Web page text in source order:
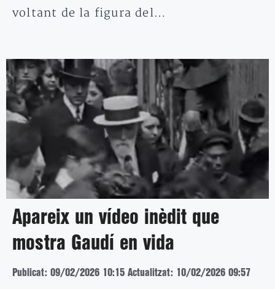
voltant de la figura del…
Apareix un vídeo inèdit que
mostra Gaudí en vida
Publicat: 09/02/2026 10:15 Actualitzat: 10/02/2026 09:57